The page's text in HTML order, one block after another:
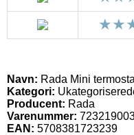
Navn: Rada Mini
Kategori:
Producent: Rada
Varenummer:
EAN: 5708381723239